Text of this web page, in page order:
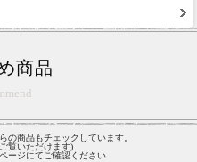
商品
の商品もチェックしています。
覧いただけます)
ージにてご確認ください